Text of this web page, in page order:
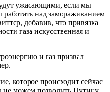
ужасающими, если мы
над замораживанием
добавив, что привязка
газа искусственная и
и газ призвал
которое происходит сейчас
не можем позволить Путину